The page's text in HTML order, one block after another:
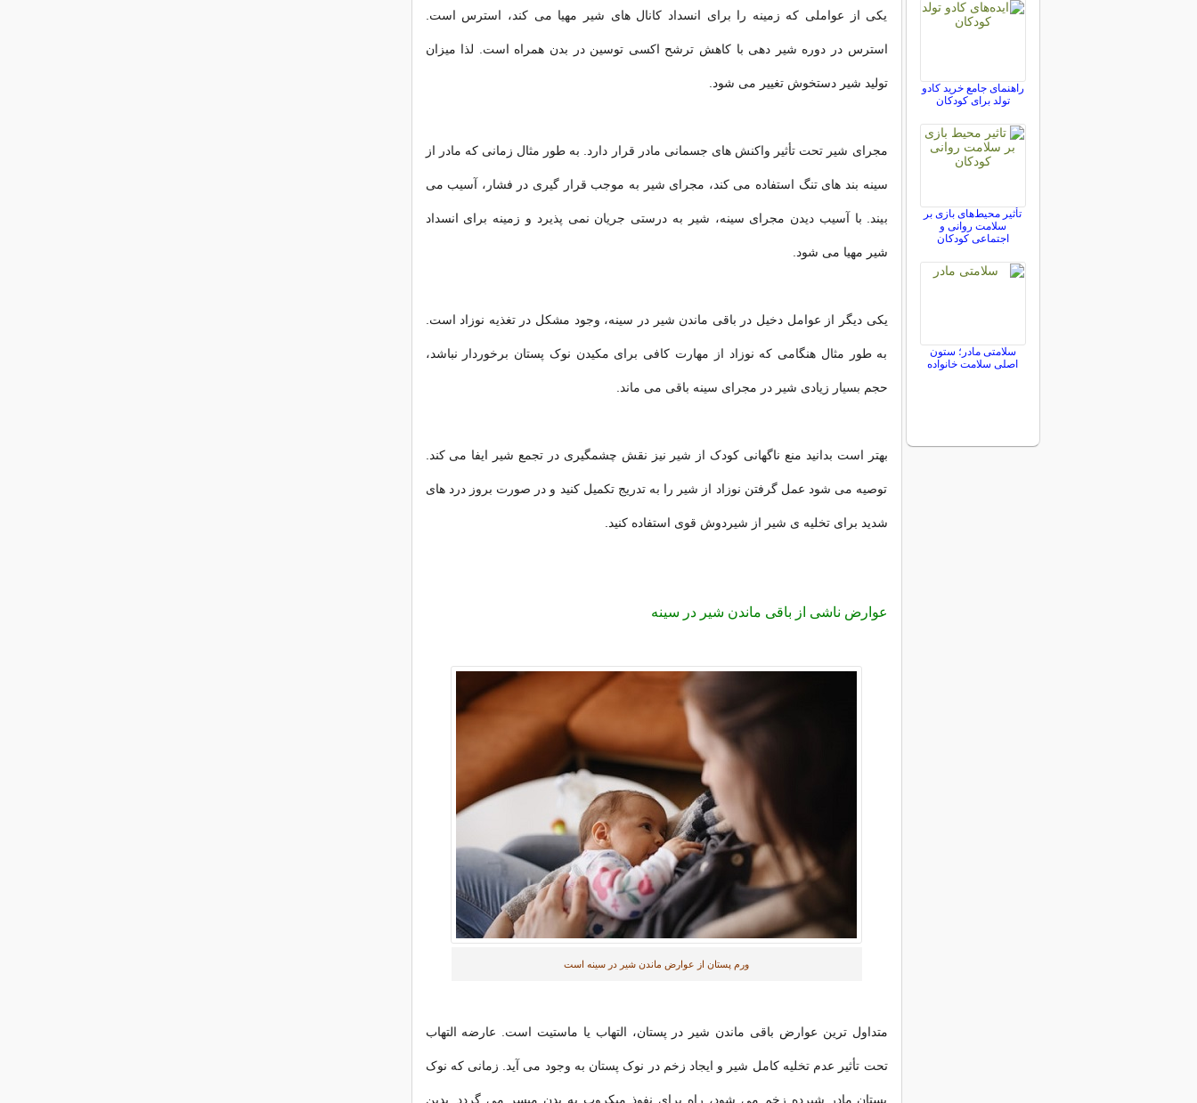
یکی از عواملی که زمینه را برای انسداد کانال های شیر مهیا می کند، استرس است.
استرس در دوره شیر دهی با کاهش ترشح اکسی توسین در بدن همراه است. لذا میزان
تولید شیر دستخوش تغییر می شود.
مجرای شیر تحت تأثیر واکنش های جسمانی مادر قرار دارد. به طور مثال زمانی که مادر از
سینه بند های تنگ استفاده می کند، مجرای شیر به موجب قرار گیری در فشار، آسیب می
بیند. با آسیب دیدن مجرای سینه، شیر به درستی جریان نمی پذیرد و زمینه برای انسداد
شیر مهیا می شود.
یکی دیگر از عوامل دخیل در باقی ماندن شیر در سینه، وجود مشکل در تغذیه نوزاد است.
به طور مثال هنگامی که نوزاد از مهارت کافی برای مکیدن نوک پستان برخوردار نباشد،
حجم بسیار زیادی شیر در مجرای سینه باقی می ماند.
بهتر است بدانید منع ناگهانی کودک از شیر نیز نقش چشمگیری در تجمع شیر ایفا می کند.
توصیه می شود عمل گرفتن نوزاد از شیر را به تدریج تکمیل کنید و در صورت بروز درد های
شدید برای تخلیه ی شیر از شیردوش قوی استفاده کنید.
عوارض ناشی از باقی ماندن شیر در سینه
ورم پستان از عوارض ماندن شیر در سینه است
متداول ترین عوارض باقی ماندن شیر در پستان، التهاب یا ماستیت است. عارضه التهاب
تحت تأثیر عدم تخلیه کامل شیر و ایجاد زخم در نوک پستان به وجود می آید. زمانی که نوک
پستان مادر شیرده زخم می شود، راه برای نفوذ میکروب به بدن میسر می گردد. بدین
راهنمای جامع خرید کادو
تولد برای کودکان
تأثیر محیط‌های بازی بر
سلامت روانی و
اجتماعی کودکان
سلامتی مادر؛ ستون
اصلی سلامت خانواده